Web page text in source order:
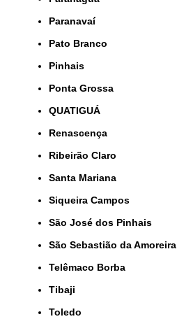
Paranavaí
Pato Branco
Pinhais
Ponta Grossa
QUATIGUÁ
Renascença
Ribeirão Claro
Santa Mariana
Siqueira Campos
São José dos Pinhais
São Sebastião da Amoreira
Telêmaco Borba
Tibaji
Toledo